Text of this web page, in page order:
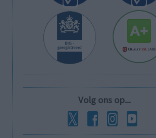
Volg ons op...